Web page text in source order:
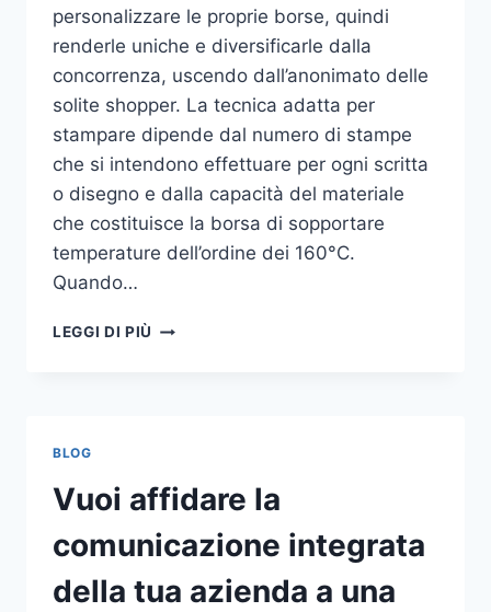
personalizzare le proprie borse, quindi
renderle uniche e diversificarle dalla
concorrenza, uscendo dall’anonimato delle
solite shopper. La tecnica adatta per
stampare dipende dal numero di stampe
che si intendono effettuare per ogni scritta
o disegno e dalla capacità del materiale
che costituisce la borsa di sopportare
temperature dell’ordine dei 160°C.
Quando…
LEGGI DI PIÙ COME
BLOG
Vuoi affidare la
comunicazione integrata
della tua azienda a una